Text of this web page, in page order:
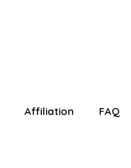
Affiliation FAQ